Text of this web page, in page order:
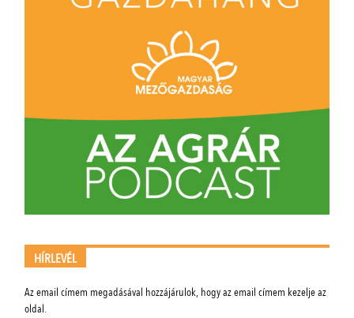
HÍRLEVÉL
Az email címem megadásával hozzájárulok, hogy az email címem kezelje az
oldal.